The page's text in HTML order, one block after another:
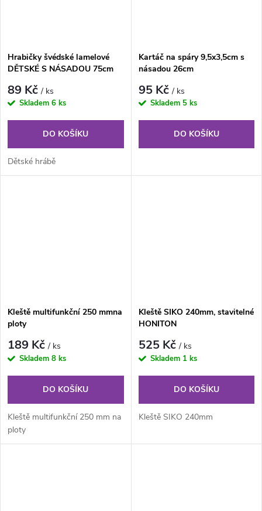
Hrabičky švédské lamelové
DĚTSKÉ S NÁSADOU 75cm
89 Kč/ ks
Skladem 6 ks
DO KOŠÍKU
Dětské hrábě
Kartáč na spáry 9,5x3,5cm s
násadou 26cm
95 Kč/ ks
Skladem 5 ks
DO KOŠÍKU
Kleště multifunkční 250 mmna
ploty
189 Kč/ ks
Skladem 8 ks
DO KOŠÍKU
Kleště multifunkční 250 mm na
ploty
Kleště SIKO 240mm, stavitelné
HONITON
525 Kč/ ks
Skladem 1 ks
DO KOŠÍKU
Kleště SIKO 240mm